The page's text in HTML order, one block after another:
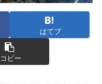
はてブ
コピー